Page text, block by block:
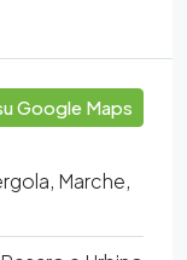
Google Maps
Marche,